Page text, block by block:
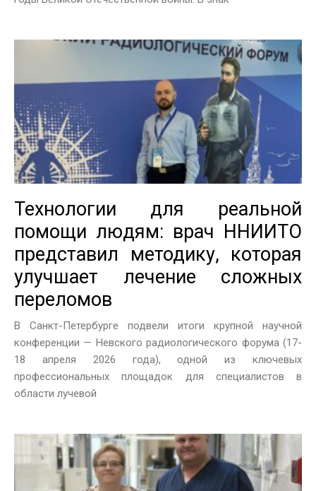
Технологии для реальной
помощи людям: врач ННИИТО
представил методику, которая
улучшает лечение сложных
переломов
В Санкт-Петербурге подвели итоги крупной научной
конференции — Невского радиологического форума (17-
18 апреля 2026 года), одной из ключевых
профессиональных площадок для специалистов в
области лучевой